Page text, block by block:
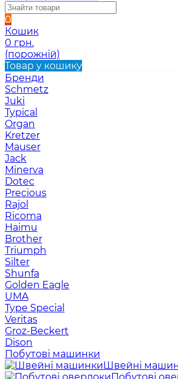
0
Кошик
0 грн.
(порожній)
Товар у кошику
Бренди
Schmetz
Juki
Typical
Organ
Kretzer
Mauser
Jack
Minerva
Dotec
Precious
Rajol
Ricoma
Haimu
Brother
Triumph
Silter
Shunfa
Golden Eagle
UMA
Type Special
Veritas
Groz-Beckert
Dison
Побутові машинки
Швейні